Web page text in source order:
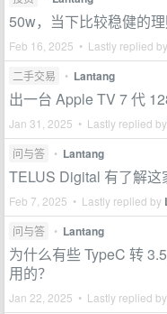
50w，当下比较稳健的
Feb 16, 2025 • Lastly replied by
二手交易 • Lantang
出一台 Apple TV 7 代
Jan 31, 2025 • Lastly replied by
问与答 • Lantang
TELUS Digital 有了解这
Feb 7, 2025 • Lastly replied by
问与答 • Lantang
为什么有些 TypeC 转
用的？
Jan 22, 2025 • Lastly replied by